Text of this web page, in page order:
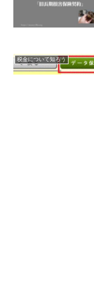
税金について知ろう